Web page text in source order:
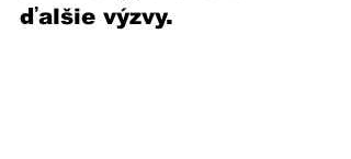
ďalšie výzvy.